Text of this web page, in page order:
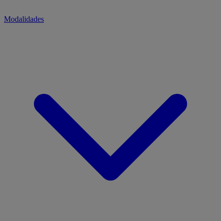
Modalidades